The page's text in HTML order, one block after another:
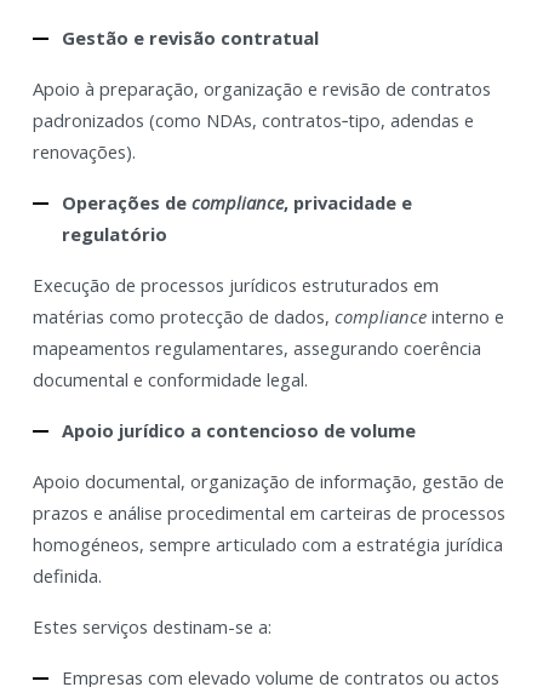
Gestão e revisão contratual
Apoio à preparação, organização e revisão de contratos
padronizados (como NDAs, contratos‑tipo, adendas e
renovações).
Operações de compliance, privacidade e
regulatório
Execução de processos jurídicos estruturados em
matérias como protecção de dados, complianceinterno e
mapeamentos regulamentares, assegurando coerência
documental e conformidade legal.
Apoio jurídico a contencioso de volume
Apoio documental, organização de informação, gestão de
prazos e análise procedimental em carteiras de processos
homogéneos, sempre articulado com a estratégia jurídica
definida.
Estes serviços destinam-se a:
Empresas com elevado volume de contratos ou actos